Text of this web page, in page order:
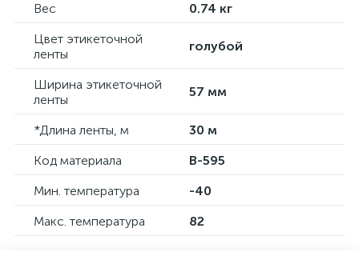
Вес
0.74 кг
Цвет этикеточной
ленты
голубой
Ширина этикеточной
ленты
57 мм
*Длина ленты, м
30 м
Код материала
B-595
Мин. температура
-40
Макс. температура
82